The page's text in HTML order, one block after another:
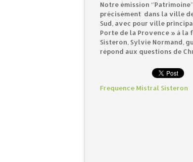
Notre émission
précisément dans la ville
Sud, avec pour ville
Porte de la Provence » à la
Sisteron, Sylvie Normand,
répond aux questions de
Frequence Mistral Sisteron